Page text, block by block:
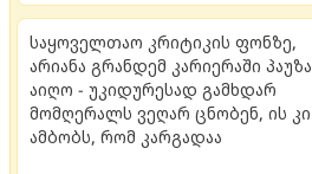
საყოველთაო კრიტიკის ფონზე,
არიანა გრანდემ კარიერაში პაუზა
აიღო - უკიდურესად გამხდარ
მომღერალს ვეღარ ცნობენ, ის კი
ამბობს, რომ კარგადაა